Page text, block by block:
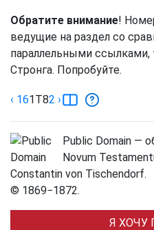
Обратите внимание!
ведущие на раздел со
параллельными
Стронга. Попробуйте.
‹ 161T82 ›
Public Domain —
Novum
Constantin von Tischendorf.
© 1869−1872.
Я ХОЧУ